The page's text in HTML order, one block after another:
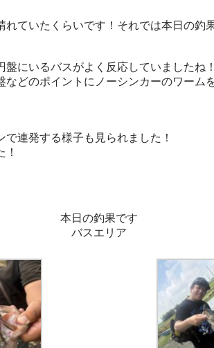
ていたくらいです！それでは本日の釣
にいるバスがよく反応していましたね！
どのポイントにノーシンカーのワーム
連発する様子も見られました！
本日の釣果です
バスエリア